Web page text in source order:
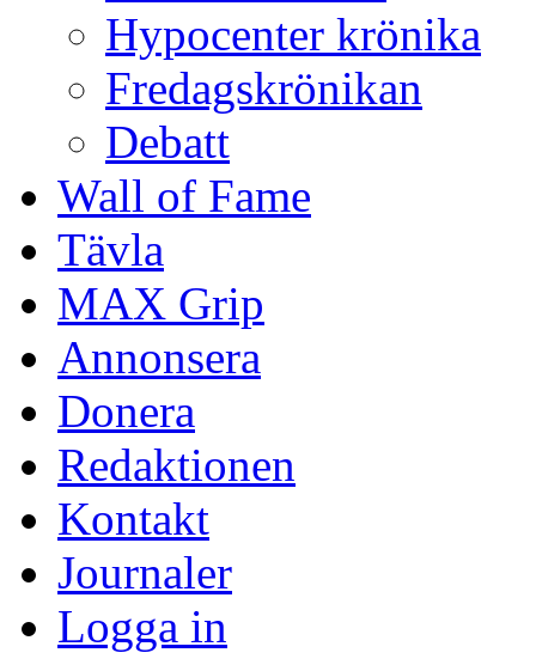
Hypocenter krönika
Fredagskrönikan
Debatt
Wall of Fame
Tävla
MAX Grip
Annonsera
Donera
Redaktionen
Kontakt
Journaler
Logga in